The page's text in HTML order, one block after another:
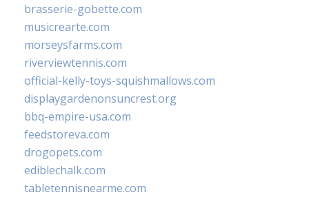
brasserie-gobette.com
musicrearte.com
morseysfarms.com
riverviewtennis.com
official-kelly-toys-squishmallows.com
displaygardenonsuncrest.org
bbq-empire-usa.com
feedstoreva.com
drogopets.com
ediblechalk.com
tabletennisnearme.com